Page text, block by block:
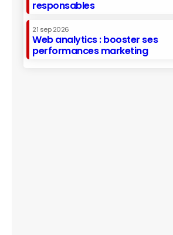
responsables
21 sep 2026
Web analytics : booster ses
performances marketing